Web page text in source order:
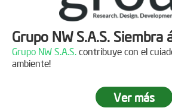
Grupo NW S.A.S. Siembra
Grupo NW S.A.S. contribuye con el
ambiente!
Jornada de reforestación
Ver más